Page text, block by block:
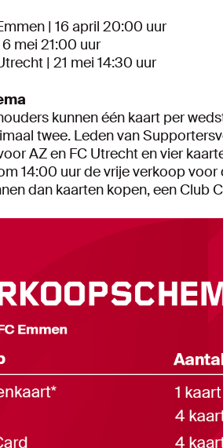
| 16 april 20:00 uur
mei 21:00 uur
| 21 mei 14:30 uur
kunnen één kaart per
twee. Leden van
AZ en FC Utrecht en vier
14:00 uur de vrije verkoop voor
dan kaarten kopen, een Club